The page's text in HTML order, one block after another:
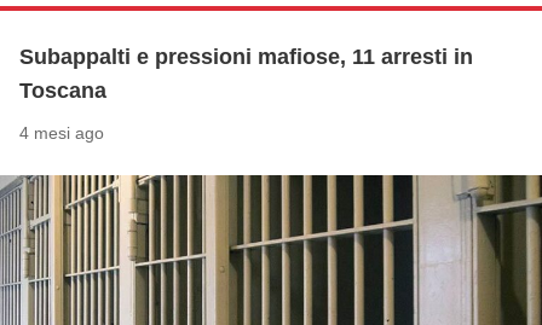
Subappalti e pressioni mafiose, 11 arresti in
Toscana
4 mesi ago